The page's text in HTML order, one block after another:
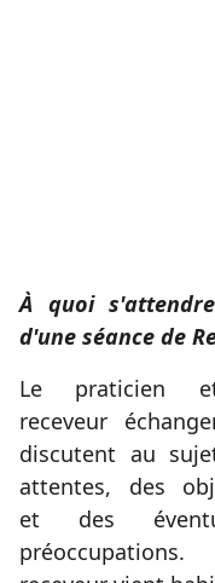
À quoi
d'une séance de
Le praticien
receveur
discutent au
attentes, des
et des